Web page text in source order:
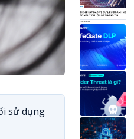
sử dụng